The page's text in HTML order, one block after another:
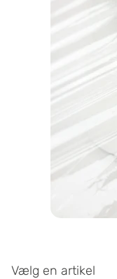
Vælg en artikel